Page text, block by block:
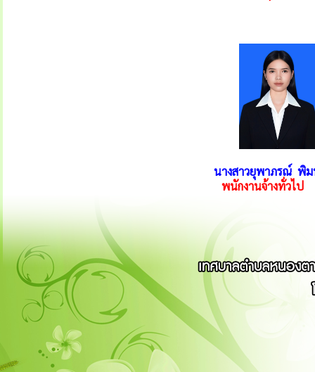
นางสาวยุพาภรณ์ พิม
พนักงานจ้างทั่วไป